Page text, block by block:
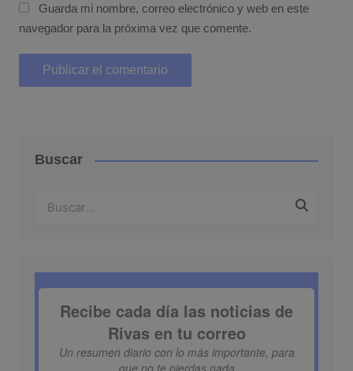
Guarda mi nombre, correo electrónico y web en este
navegador para la próxima vez que comente.
Buscar